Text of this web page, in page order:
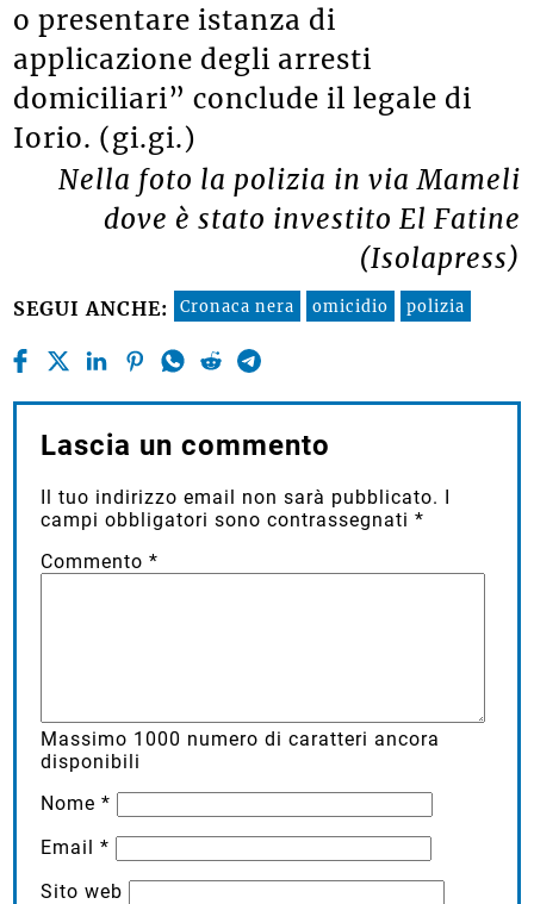
o presentare istanza di
applicazione degli arresti
domiciliari” conclude il legale di
Iorio. (gi.gi.)
Nella foto la polizia in via Mameli
dove è stato investito El Fatine
(Isolapress)
SEGUI ANCHE: Cronaca nera omicidio polizia
Lascia un commento
Il tuo indirizzo email non sarà pubblicato. I
campi obbligatori sono contrassegnati*
Commento*
Massimo 1000 numero di caratteri ancora
disponibili
Nome*
Email*
Sito web